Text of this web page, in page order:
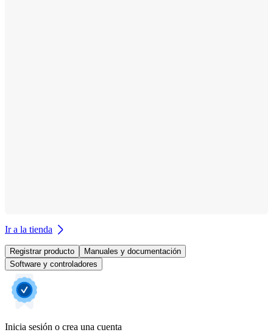
Ir a la tienda
Registrar producto
Manuales y documentación
Software y controladores
Inicia sesión o crea una cuenta